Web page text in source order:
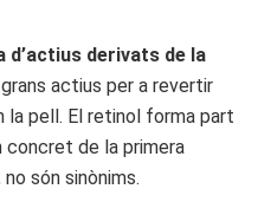
derivats de la
actius per a revertir
pell. El retinol forma part
concret de la primera
són sinònims.